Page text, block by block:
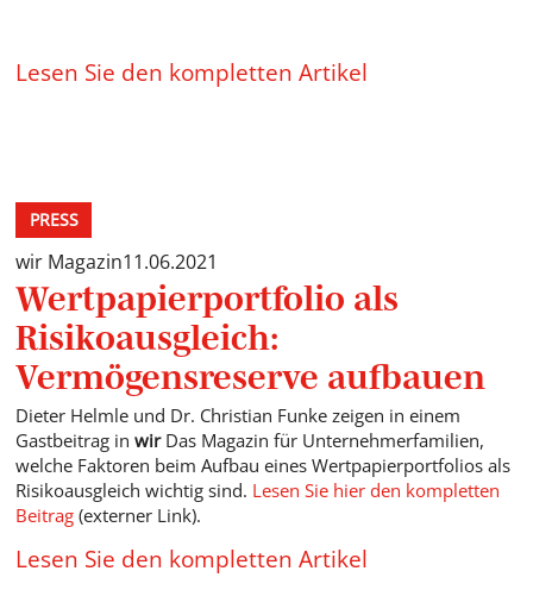
Lesen Sie den kompletten Artikel
PRESS
wir Magazin11.06.2021
Wertpapierportfolio als
Risikoausgleich:
Vermögensreserve aufbauen
Dieter Helmle und Dr. Christian Funke zeigen in einem
Gastbeitrag inwirDas Magazin für Unternehmerfamilien,
welche Faktoren beim Aufbau eines Wertpapierportfolios als
Risikoausgleich wichtig sind. Lesen Sie hier den kompletten
Beitrag (externer Link).
Lesen Sie den kompletten Artikel